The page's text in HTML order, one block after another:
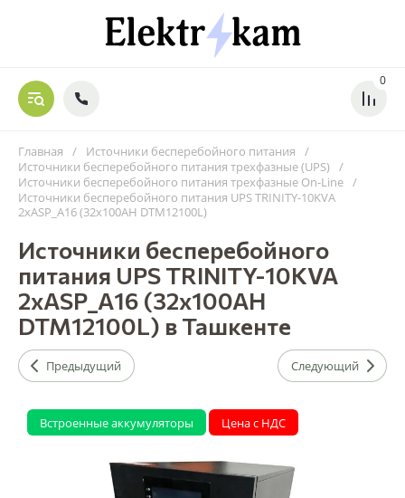
0
Главная / Источники бесперебойного питания
/
Источники бесперебойного питания трехфазные (UPS) /
Источники бесперебойного питания трехфазные On-Line /
Источники бесперебойного питания UPS TRINITY-10KVA
2xASP_A16 (32x100AH DTM12100L)
Источники бесперебойного
питания UPS TRINITY-10KVA
2xASP_A16 (32x100AH
DTM12100L) в Ташкенте
Предыдущий Следующий
Встроенные аккумуляторы Цена с НДС